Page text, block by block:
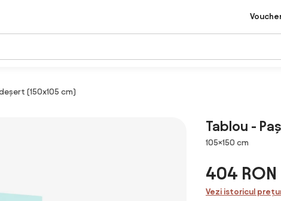
(150x105 cm)
Tablou -
Dimensiuni
105×150 cm
404 RON
Vezi istoricul